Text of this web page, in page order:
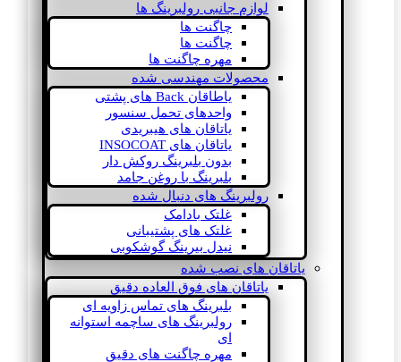
لوازم جانبی رولبرینگ ها
چاگنت ها
چاگنت ها
مهره چاگنت ها
محصولات مهندسی شده
یاطاقان Back های پشتی
واحدهای تحمل سنسور
یاتاقان های هیبریدی
یاتاقان های INSOCOAT
بدون بلبرینگ روکش دار
بلبرینگ با روغن جامد
رولبرینگ های دنبال شده
غلتک بادامک
غلتک های پشتیبانی
نیدل بیرینگ گوشکوبی
یاتاقان های نصب شده
یاتاقان های فوق العاده دقیق
بلبرینگ های تماس زاویه ای
رولبرینگ های ساچمه استوانه
ای
مهره چاگنت های دقیق